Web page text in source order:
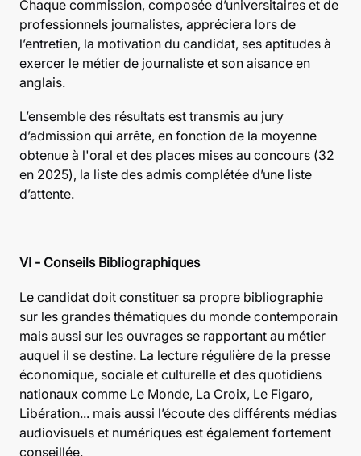
Chaque commission, composée d’universitaires et de
professionnels journalistes, appréciera lors de
l’entretien, la motivation du candidat, ses aptitudes à
exercer le métier de journaliste et son aisance en
anglais.
L’ensemble des résultats est transmis au jury
d’admission qui arrête, en fonction de la moyenne
obtenue à l'oral et des places mises au concours (32
en 2025), la liste des admis complétée d’une liste
d’attente.
VI - Conseils Bibliographiques
Le candidat doit constituer sa propre bibliographie
sur les grandes thématiques du monde contemporain
mais aussi sur les ouvrages se rapportant au métier
auquel il se destine. La lecture régulière de la presse
économique, sociale et culturelle et des quotidiens
nationaux comme Le Monde, La Croix, Le Figaro,
Libération... mais aussi l’écoute des différents médias
audiovisuels et numériques est également fortement
conseillée.